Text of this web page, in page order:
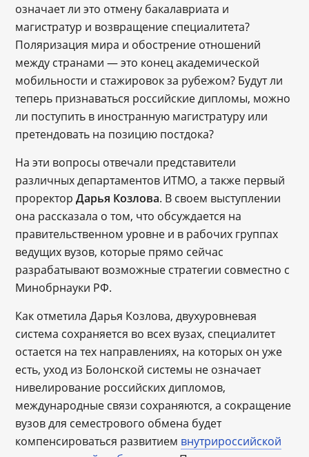
означает ли это отмену бакалавриата и
магистратур и возвращение специалитета?
Поляризация мира и обострение отношений
между странами — это конец академической
мобильности и стажировок за рубежом? Будут ли
теперь признаваться российские дипломы, можно
ли поступить в иностранную магистратуру или
претендовать на позицию постдока?
На эти вопросы отвечали представители
различных департаментов ИТМО, а также первый
проректор Дарья Козлова. В своем выступлении
она рассказала о том, что обсуждается на
правительственном уровне и в рабочих группах
ведущих вузов, которые прямо сейчас
разрабатывают возможные стратегии совместно с
Минобрнауки РФ.
Как отметила Дарья Козлова, двухуровневая
система сохраняется во всех вузах, специалитет
остается на тех направлениях, на которых он уже
есть, уход из Болонской системы не означает
нивелирование российских дипломов,
международные связи сохраняются, а сокращение
вузов для семестрового обмена будет
компенсироваться развитием внутрироссийской